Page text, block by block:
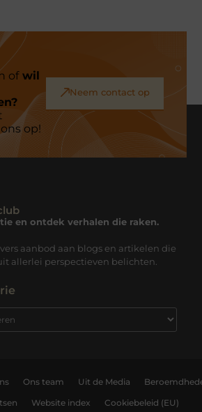
ofwil
op!
Neem contact op
en ontdek verhalen die raken.
aanbod aan blogs en artikelen die
allerlei perspectieven belichten.
Ons team Uit de Media
Website index Cookiebeleid (EU)